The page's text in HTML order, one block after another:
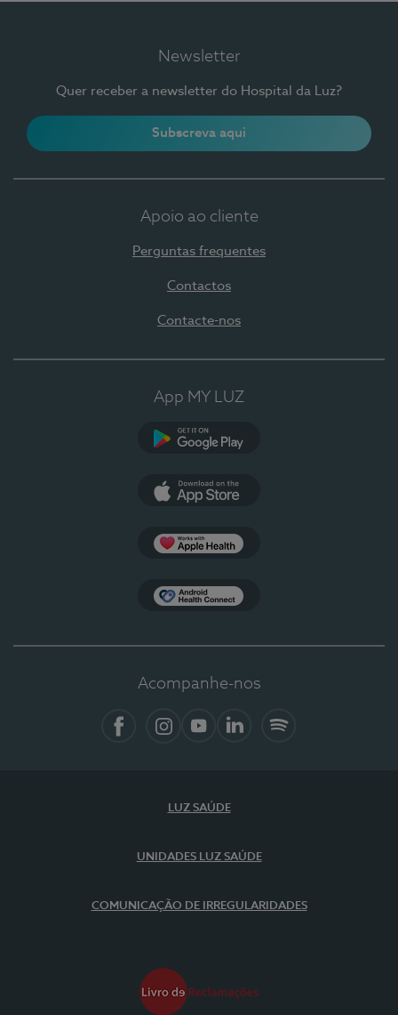
Newsletter
Quer receber a newsletter do Hospital da Luz?
Subscreva aqui
Apoio ao cliente
Perguntas frequentes
Contactos
Contacte-nos
App MY LUZ
Acompanhe-nos
LUZ SAÚDE
UNIDADES LUZ SAÚDE
COMUNICAÇÃO DE IRREGULARIDADES